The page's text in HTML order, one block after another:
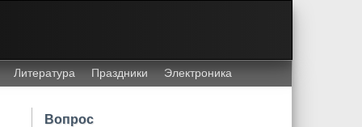
Литература Праздники Электроника
Вопрос